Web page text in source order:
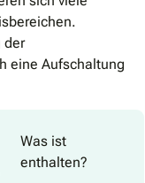
der
eine Aufschaltung
Was ist
enthalten?